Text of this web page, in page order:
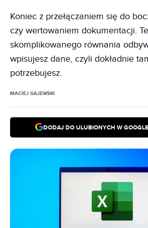
Koniec z przełączaniem się do
czy wertowaniem dokumentacji.
skomplikowanego równania
wpisujesz dane, czyli dokładnie
potrzebujesz.
MACIEJ GAJEWSKI
DODAJ DO ULUBIONYCH W GOOGLE